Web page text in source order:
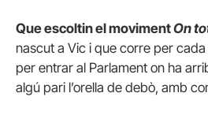
Que escoltin el movimentOn
nascut a Vic i que corre per
per entrar al Parlament on ha
algú pari l’orella de debò, amb